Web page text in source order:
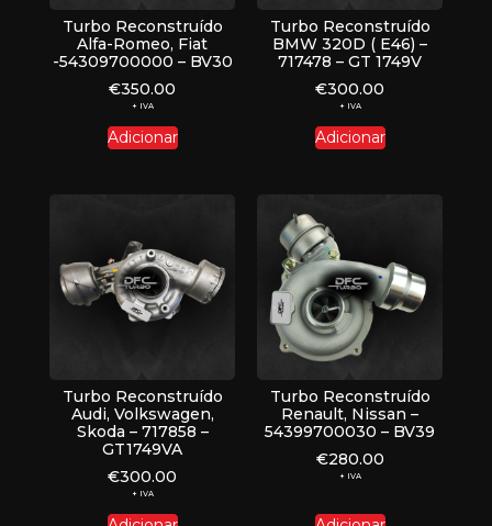
Turbo Reconstruído
Alfa-Romeo, Fiat
-54309700000 – BV30
€350.00
+ IVA
Adicionar
Turbo Reconstruído
BMW 320D ( E46) –
717478 – GT 1749V
€300.00
+ IVA
Adicionar
Turbo Reconstruído
Audi, Volkswagen,
Skoda – 717858 –
GT1749VA
€300.00
+ IVA
Turbo Reconstruído
Renault, Nissan –
54399700030 – BV39
€280.00
+ IVA